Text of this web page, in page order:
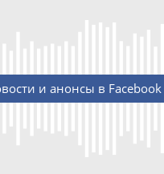
и анонсы в Facebook